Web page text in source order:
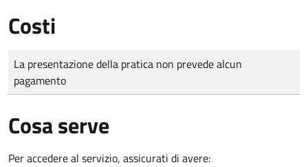
Costi
Tipo di pagamento
Importo
La presentazione della pratica non prevede alcun
pagamento
Cosa serve
Per accedere al servizio, assicurati di avere: